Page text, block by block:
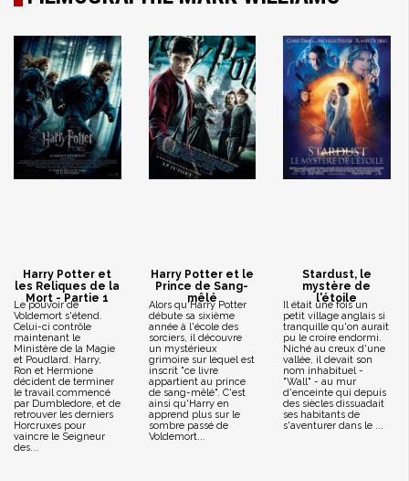
Harry Potter et
les Reliques de la
Mort - Partie 1
Le pouvoir de
Voldemort s'étend.
Celui-ci contrôle
maintenant le
Ministère de la Magie
et Poudlard. Harry,
Ron et Hermione
décident de terminer
le travail commencé
par Dumbledore, et de
retrouver les derniers
Horcruxes pour
vaincre le Seigneur
des...
Harry Potter et le
Prince de Sang-
mêlé
Alors qu'Harry Potter
débute sa sixième
année à l'école des
sorciers, il découvre
un mystérieux
grimoire sur lequel est
inscrit "ce livre
appartient au prince
de sang-mêlé". C'est
ainsi qu'Harry en
apprend plus sur le
sombre passé de
Voldemort...
Stardust, le
mystère de
l'étoile
Il était une fois un
petit village anglais si
tranquille qu'on aurait
pu le croire endormi.
Niché au creux d'une
vallée, il devait son
nom inhabituel -
"Wall" - au mur
d'enceinte qui depuis
des siècles dissuadait
ses habitants de
s'aventurer dans le ...